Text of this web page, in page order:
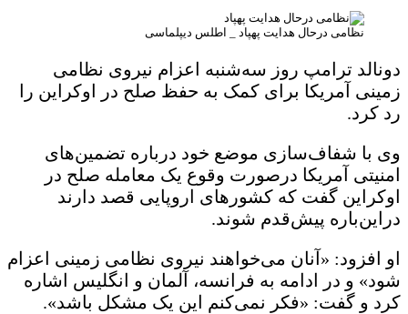
نظامی درحال هدایت پهپاد _ اطلس دیپلماسی
دونالد ترامپ روز سه‌شنبه اعزام نیروی نظامی
زمینی آمریکا برای کمک به حفظ صلح در اوکراین را
رد کرد.
وی با شفاف‌سازی موضع خود درباره تضمین‌های
امنیتی آمریکا درصورت وقوع یک معامله صلح در
اوکراین گفت که کشورهای اروپایی قصد دارند
دراین‌باره پیش‌قدم شوند.
او افزود: «آنان می‌خواهند نیروی نظامی زمینی اعزام
شود» و در ادامه به فرانسه، آلمان و انگلیس اشاره
کرد و گفت: «فکر نمی‌کنم این یک مشکل باشد».